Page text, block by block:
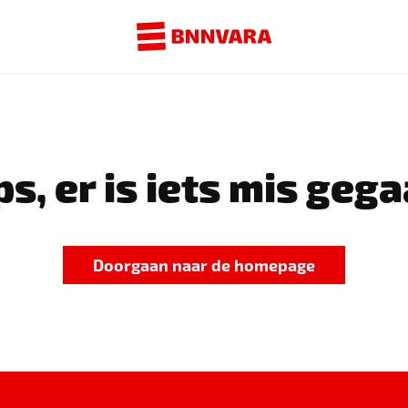
er is iets mis
Doorgaan naar de homepage